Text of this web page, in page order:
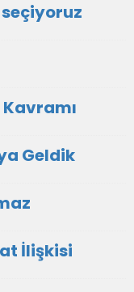
Geldik
İlişkisi